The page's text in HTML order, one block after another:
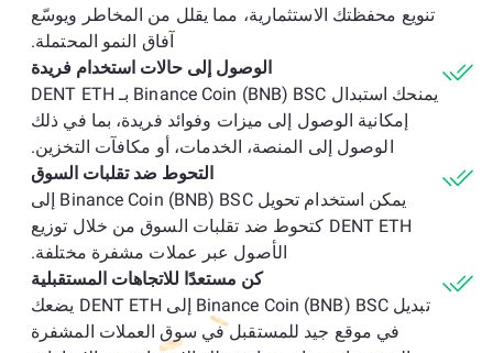
تنويع محفظتك الاستثمارية، مما يقلل من المخاطر ويوسّع
آفاق النمو المحتملة.
الوصول إلى حالات استخدام فريدة
يمنحك استبدال Binance Coin (BNB) BSC بـ DENT ETH
إمكانية الوصول إلى ميزات وفوائد فريدة، بما في ذلك
الوصول إلى المنصة، الخدمات، أو مكافآت التخزين.
التحوط ضد تقلبات السوق
يمكن استخدام تحويل Binance Coin (BNB) BSC إلى
DENT ETH كتحوط ضد تقلبات السوق من خلال توزيع
الأصول عبر عملات مشفرة مختلفة.
كن مستعدًا للاتجاهات المستقبلية
تبديل Binance Coin (BNB) BSC إلى DENT ETH يضعك
في موقع جيد للمستقبل في سوق العملات المشفرة